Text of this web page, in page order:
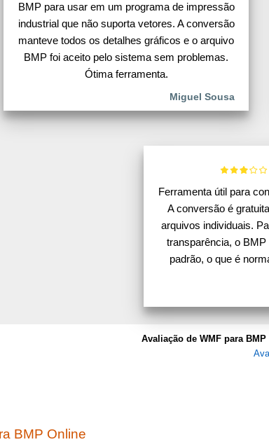
BMP para usar em um programa de impressão
industrial que não suporta vetores. A conversão
manteve todos os detalhes gráficos e o arquivo
BMP foi aceito pelo sistema sem problemas.
Ótima ferramenta.
Miguel Sousa
Ferramenta útil para
A conversão é
arquivos individuais.
transparência, o
padrão, o que é
Avaliação de WMF para BMP
BMP Online